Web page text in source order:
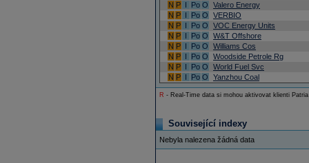
N P I Po O
Valero Energy
N P I Po O
VERBIO
N P I Po O
VOC Energy Units
N P I Po O
W&T Offshore
N P I Po O
Williams Cos
N P I Po O
Woodside Petrole Rg
N P I Po O
World Fuel Svc
N P I Po O Yanzhou Coal
R - Real-Time data si mohou aktivovat klienti
Související indexy
Nebyla nalezena žádná data